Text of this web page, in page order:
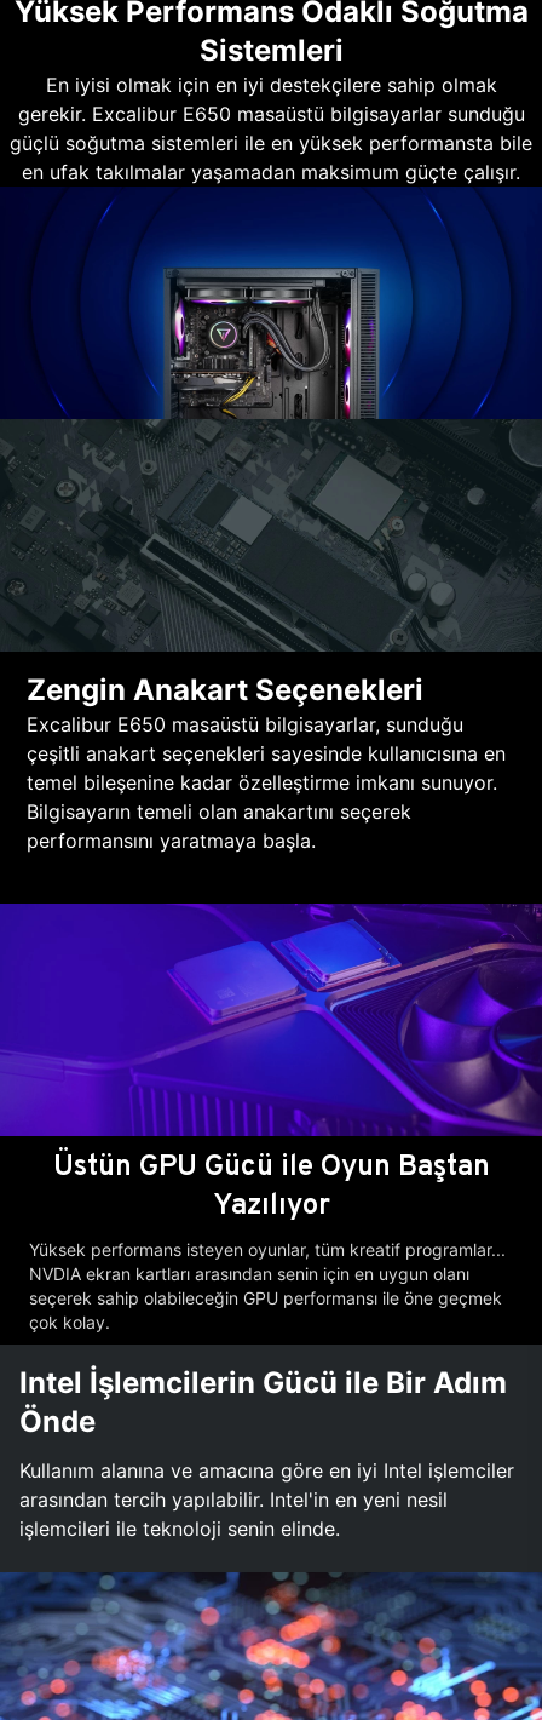
Yüksek Performans Odaklı Soğutma
Sistemleri
En iyisi olmak için en iyi destekçilere sahip olmak
gerekir. Excalibur E650 masaüstü bilgisayarlar sunduğu
güçlü soğutma sistemleri ile en yüksek performansta bile
en ufak takılmalar yaşamadan maksimum güçte çalışır.
Zengin Anakart Seçenekleri
Excalibur E650 masaüstü bilgisayarlar, sunduğu
çeşitli anakart seçenekleri sayesinde kullanıcısına en
temel bileşenine kadar özelleştirme imkanı sunuyor.
Bilgisayarın temeli olan anakartını seçerek
performansını yaratmaya başla.
Üstün GPU Gücü ile Oyun Baştan
Yazılıyor
Yüksek performans isteyen oyunlar, tüm kreatif programlar...
NVDIA ekran kartları arasından senin için en uygun olanı
seçerek sahip olabileceğin GPU performansı ile öne geçmek
çok kolay.
Intel İşlemcilerin Gücü ile Bir Adım
Önde
Kullanım alanına ve amacına göre en iyi Intel işlemciler
arasından tercih yapılabilir. Intel'in en yeni nesil
işlemcileri ile teknoloji senin elinde.